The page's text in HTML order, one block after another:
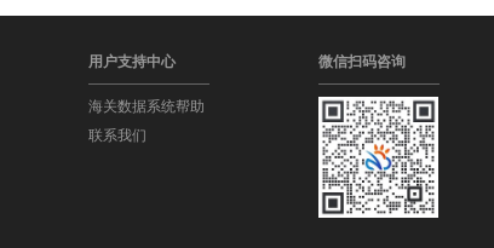
用户支持中心
海关数据系统帮助
联系我们
微信扫码咨询